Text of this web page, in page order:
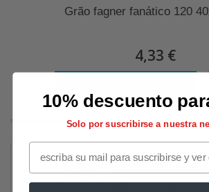
Grão fagner fanático 120
4,33 €
10% descuento
Solo por suscribirse a nuestra